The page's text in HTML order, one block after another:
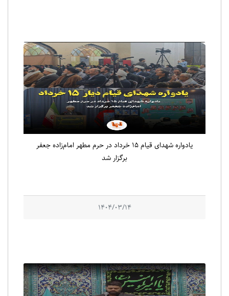
یادواره شهدای قیام ۱۵ خرداد در حرم مطهر امام‌زاده جعفر
برگزار شد
1404/03/14